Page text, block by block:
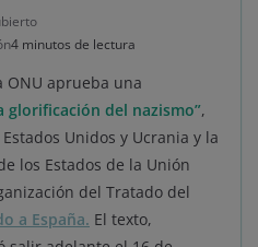
4 minutos de lectura
ONU aprueba una
glorificación del nazismo”,
Unidos y Ucrania y la
los Estados de la Unión
del Tratado del
a España. El texto,